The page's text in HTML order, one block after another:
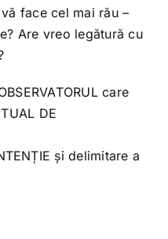
face cel mai rău –
Are vreo legătură cu
care
DE
și delimitare a